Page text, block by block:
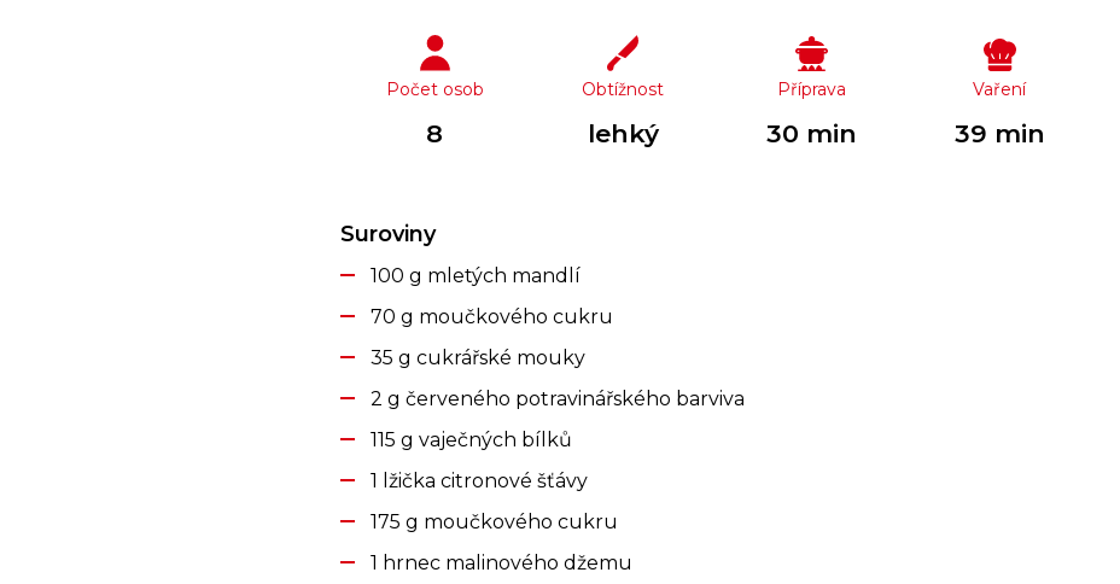
Počet osob
8
Obtížnost
lehký
Příprava
30 min
Vaření
39 min
Suroviny
100 g mletých mandlí
70 g moučkového cukru
35 g cukrářské mouky
2 g červeného potravinářského barviva
115 g vaječných bílků
1 lžička citronové šťávy
175 g moučkového cukru
1 hrnec malinového džemu